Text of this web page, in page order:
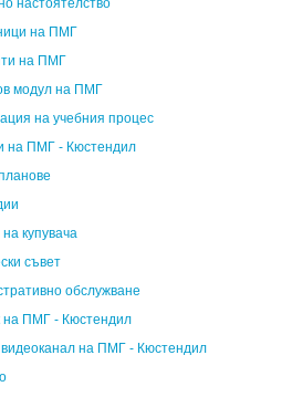
настоятелство
на ПМГ
на ПМГ
модул на ПМГ
на учебния процес
на ПМГ - Кюстендил
купувача
съвет
обслужване
на ПМГ - Кюстендил
на ПМГ - Кюстендил